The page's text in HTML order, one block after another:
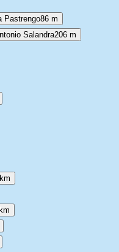
Pastrengo86 m
Salandra206 m